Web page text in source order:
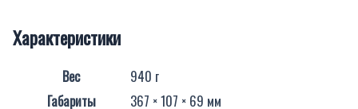
Характеристики
Вес
940 г
Габариты
367 × 107 × 69 мм